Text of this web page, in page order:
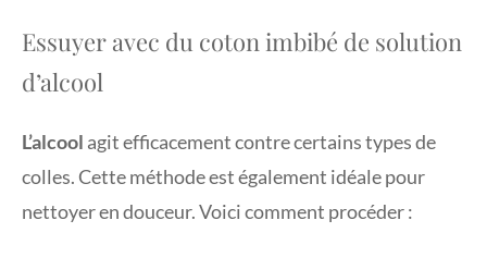
Essuyer avec du coton imbibé de solution
d’alcool
L’alcool agit efficacement contre certains types de
colles. Cette méthode est également idéale pour
nettoyer en douceur. Voici comment procéder :